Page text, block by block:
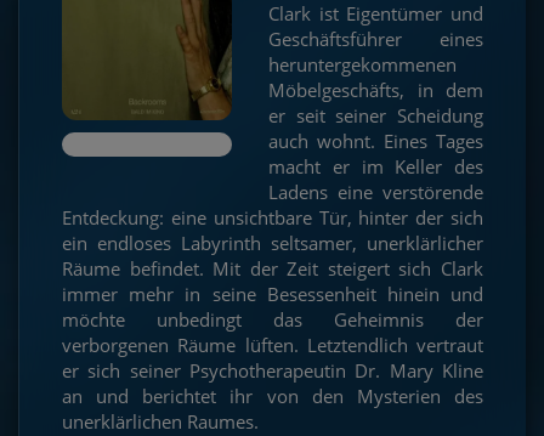
Clark ist Eigentümer und
Geschäftsführer eines
heruntergekommenen
Möbelgeschäfts, in dem
er seit seiner Scheidung
auch wohnt. Eines Tages
macht er im Keller des
Ladens eine verstörende
Entdeckung: eine unsichtbare Tür, hinter der sich
ein endloses Labyrinth seltsamer, unerklärlicher
Räume befindet. Mit der Zeit steigert sich Clark
immer mehr in seine Besessenheit hinein und
möchte unbedingt das Geheimnis der
verborgenen Räume lüften. Letztendlich vertraut
er sich seiner Psychotherapeutin Dr. Mary Kline
an und berichtet ihr von den Mysterien des
unerklärlichen Raumes.